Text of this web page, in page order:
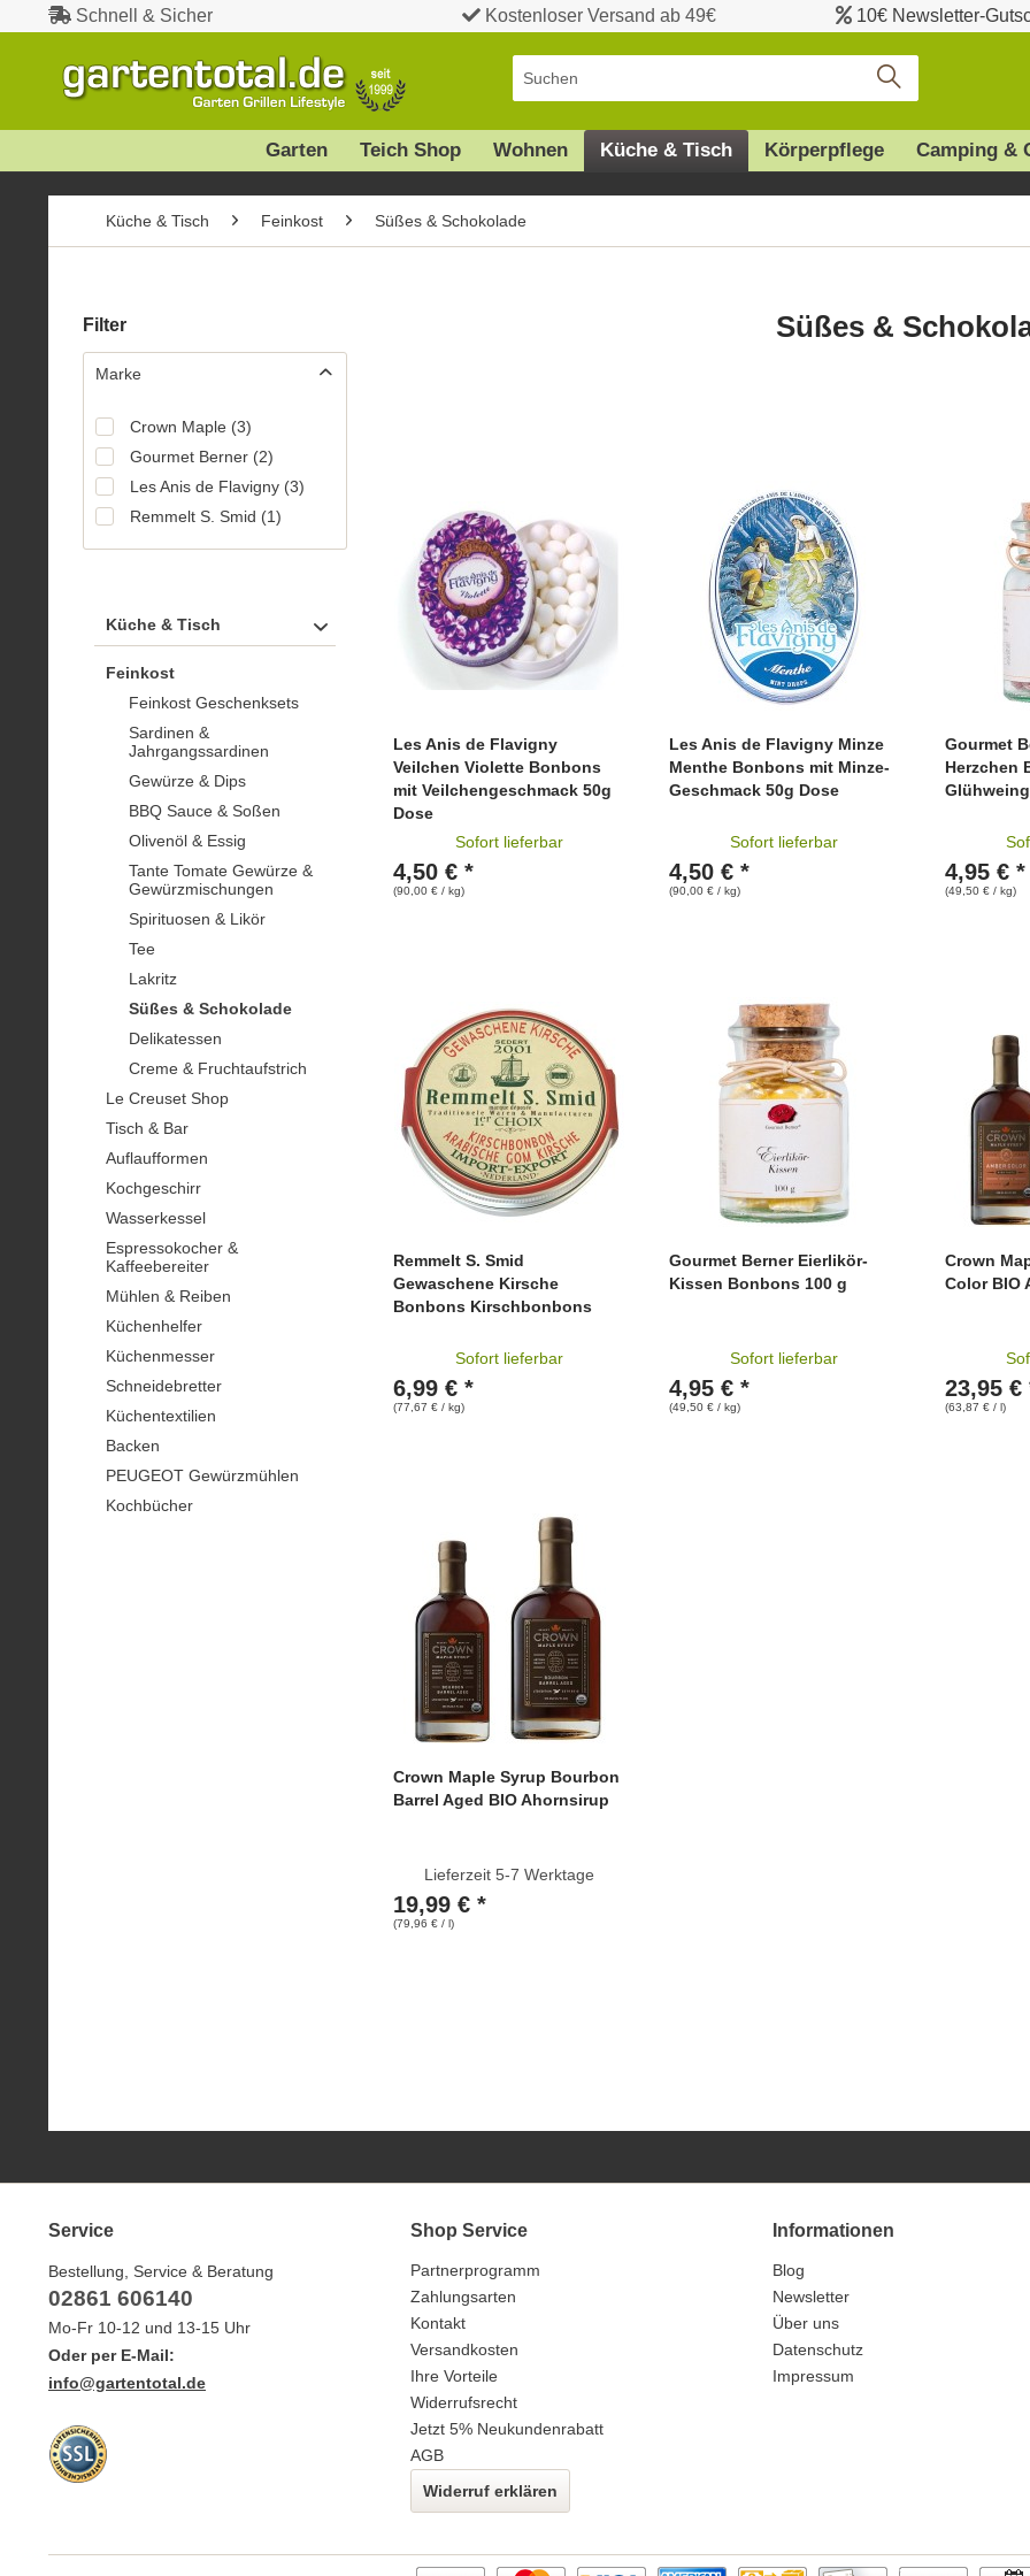
Schnell & Sicher Kostenloser Versand ab 49€ 10€ Newsletter-
Garten Teich Shop Wohnen Küche & Tisch Körperpflege Camping &
Küche & Tisch Feinkost Süßes & Schokolade
Filter
Marke
Crown Maple (3)
Gourmet Berner (2)
Les Anis de Flavigny (3)
Remmelt S. Smid (1)
Küche & Tisch
Feinkost
Feinkost Geschenksets
Sardinen &
Jahrgangssardinen
Gewürze & Dips
BBQ Sauce & Soßen
Olivenöl & Essig
Tante Tomate Gewürze &
Gewürzmischungen
Spirituosen & Likör
Tee
Lakritz
Süßes & Schokolade
Delikatessen
Creme & Fruchtaufstrich
Le Creuset Shop
Tisch & Bar
Auflaufformen
Kochgeschirr
Wasserkessel
Espressokocher &
Kaffeebereiter
Mühlen & Reiben
Küchenhelfer
Küchenmesser
Schneidebretter
Küchentextilien
Backen
PEUGEOT Gewürzmühlen
Kochbücher
Süßes &
Les Anis de Flavigny
Veilchen Violette Bonbons
mit Veilchengeschmack 50g
Dose
Sofort lieferbar
4,50 € *
(90,00 € / kg)
Les Anis de Flavigny Minze
Menthe Bonbons mit Minze-
Geschmack 50g Dose
Sofort lieferbar
4,50 € *
(90,00 € / kg)
Gourmet
Herzchen
4,95 € *
(49,50 € / kg)
Remmelt S. Smid
Gewaschene Kirsche
Bonbons Kirschbonbons
Sofort lieferbar
6,99 € *
(77,67 € / kg)
Gourmet Berner Eierlikör-
Kissen Bonbons 100 g
Sofort lieferbar
4,95 € *
(49,50 € / kg)
Crown
Color BIO
23,95 €
(63,87 € / l)
Crown Maple Syrup Bourbon
Barrel Aged BIO Ahornsirup
Lieferzeit 5-7 Werktage
19,99 € *
(79,96 € / l)
Service
Bestellung, Service & Beratung
02861 606140
Mo-Fr 10-12 und 13-15 Uhr
Oder per E-Mail:
info@gartentotal.de
Shop Service
Partnerprogramm
Zahlungsarten
Kontakt
Versandkosten
Ihre Vorteile
Widerrufsrecht
Jetzt 5% Neukundenrabatt
AGB
Widerruf erklären
Informationen
Blog
Newsletter
Über uns
Datenschutz
Impressum